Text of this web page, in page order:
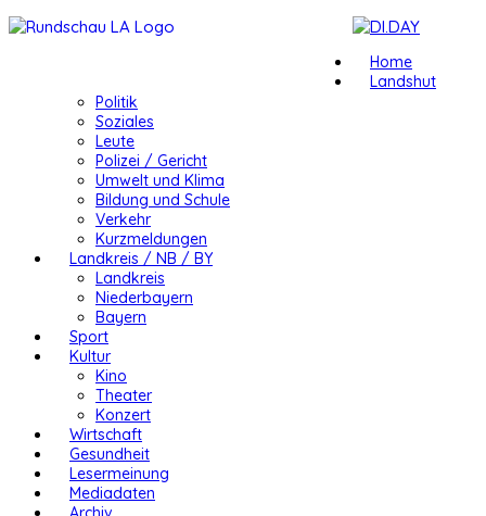
Home
Landshut
Politik
Soziales
Leute
Polizei / Gericht
Umwelt und Klima
Bildung und Schule
Verkehr
Kurzmeldungen
Landkreis / NB / BY
Landkreis
Niederbayern
Bayern
Sport
Kultur
Kino
Theater
Konzert
Wirtschaft
Gesundheit
Lesermeinung
Mediadaten